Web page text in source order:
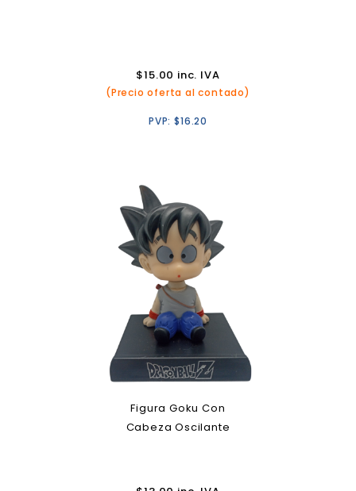
$15.00 inc. IVA
(Precio oferta al contado)
PVP:$16.20
Figura Goku Con
Cabeza Oscilante